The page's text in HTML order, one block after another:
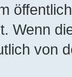
Wenn
von